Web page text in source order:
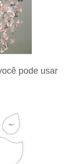
pode usar